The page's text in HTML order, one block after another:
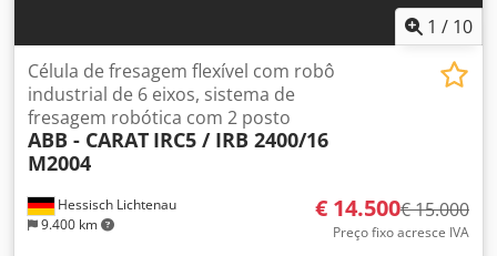
1 / 10
Hessisch Lichtenau
9.400 km
Célula de fresagem flexível com robô
industrial de 6 eixos, sistema de
fresagem robótica com 2 posto
ABB - CARAT IRC5 / IRB 2400/16
M2004
€ 14.500€ 15.000
Preço fixo acresce IVA